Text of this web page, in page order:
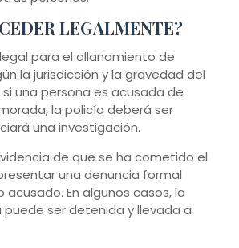
LEGALMENTE?
para el allanamiento de
la jurisdicción y la gravedad del
si una persona es acusada de
la policía deberá ser
una investigación.
de que se ha cometido el
una denuncia formal
acusado. En algunos casos, la
ser detenida y llevada a